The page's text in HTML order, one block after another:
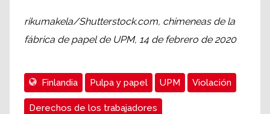
rikumakela/Shutterstock.com, chimeneas de la
fábrica de papel de UPM, 14 de febrero de 2020
Finlandia Pulpa y papel UPM Violación
Derechos de los trabajadores